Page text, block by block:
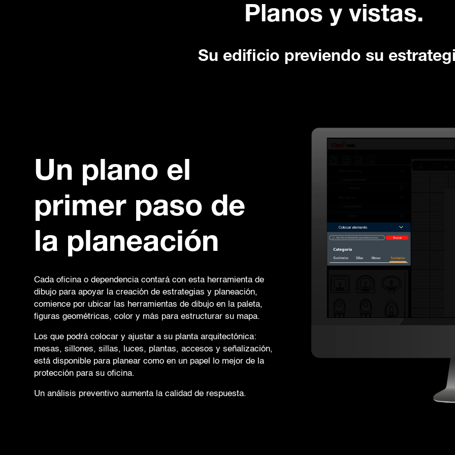
Planos y vistas.
Su edificio previendo su
Un plano el
primer paso de
la planeación
Cada oficina o dependencia contará con esta herramienta de
dibujo para apoyar la creación de estrategias y planeación,
comience por ubicar las herramientas de dibujo en la paleta,
figuras geométricas, color y más para estructurar su mapa.
Los que podrá colocar y ajustar a su planta arquitectónica:
mesas, sillones, sillas, luces, plantas, accesos y señalización,
está disponible para planear como en un papel lo mejor de la
protección para su oficina.
Un análisis preventivo aumenta la calidad de respuesta.